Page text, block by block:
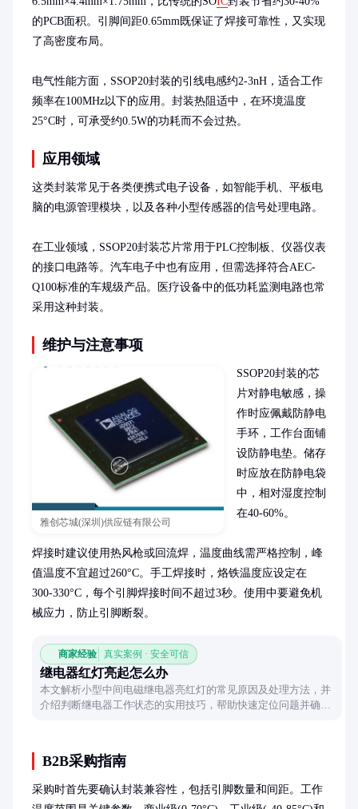
的PCB面积。引脚间距0.65mm既保证了焊接可靠性，又实现
了高密度布局。
电气性能方面，SSOP20封装的引线电感约2-3nH，适合工作
频率在100MHz以下的应用。封装热阻适中，在环境温度
25°C时，可承受约0.5W的功耗而不会过热。
应用领域
这类封装常见于各类便携式电子设备，如智能手机、平板电
脑的电源管理模块，以及各种小型传感器的信号处理电路。
在工业领域，SSOP20封装芯片常用于PLC控制板、仪器仪表
的接口电路等。汽车电子中也有应用，但需选择符合AEC-
Q100标准的车规级产品。医疗设备中的低功耗监测电路也常
采用这种封装。
维护与注意事项
雅创芯城(深圳)供应链有限公司
SSOP20封装的芯
片对静电敏感，操
作时应佩戴防静电
手环，工作台面铺
设防静电垫。储存
时应放在防静电袋
中，相对湿度控制
在40-60%。
焊接时建议使用热风枪或回流焊，温度曲线需严格控制，峰
值温度不宜超过260°C。手工焊接时，烙铁温度应设定在
300-330°C，每个引脚焊接时间不超过3秒。使用中要避免机
械应力，防止引脚断裂。
商家经验 真实案例 · 安全可信
继电器红灯亮起怎么办
本文解析小型中间电磁继电器亮红灯的常见原因及处理方法，并
介绍判断继电器工作状态的实用技巧，帮助快速定位问题并确保
B2B采购指南
采购时首先要确认封装兼容性，包括引脚数量和间距。工作